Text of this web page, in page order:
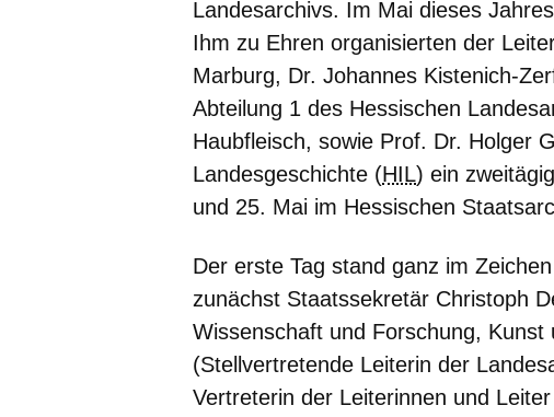
Landesarchivs. Im Mai dieses
Ihm zu Ehren organisierten der
Marburg, Dr. Johannes Kistenich-
Abteilung 1 des Hessischen
Haubfleisch, sowie Prof. Dr. Holger
Landesgeschichte (HIL) ein
und 25. Mai im Hessischen
Der erste Tag stand ganz im
zunächst Staatssekretär Christoph
Wissenschaft und Forschung,
(Stellvertretende Leiterin der
Vertreterin der Leiterinnen und